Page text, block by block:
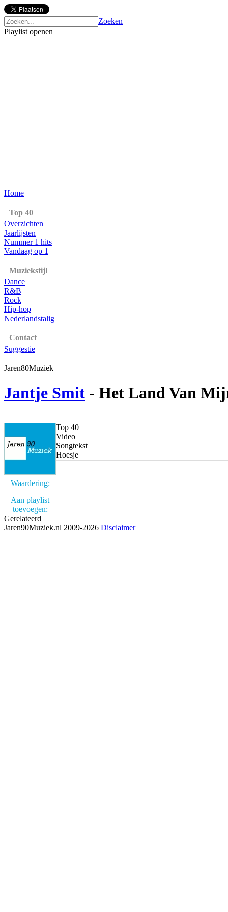
Zoeken
Playlist openen
Home
Top 40
Overzichten
Jaarlijsten
Nummer 1 hits
Vandaag op 1
Muziekstijl
Dance
R&B
Rock
Hip-hop
Nederlandstalig
Contact
Suggestie
Jaren80Muziek
Jantje Smit - Het Land Van
Waardering:
Aan playlist
toevoegen:
Top 40
Video
Songtekst
Hoesje
Gerelateerd
Jaren90Muziek.nl 2009-2026 Disclaimer